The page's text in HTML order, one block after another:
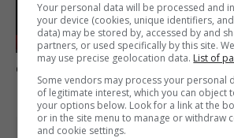
Play
-00:24
Mute
Comente esta notícia no Fórum
Your personal data will be processed and
your device (cookies, unique identifiers,
data) may be stored by, accessed by and
partners, or used specifically by this site.
may use precise geolocation data. List of
Some vendors may process your personal
of legitimate interest, which you can object
your options below. Look for a link at the
or in the site menu to manage or withdraw
and cookie settings.